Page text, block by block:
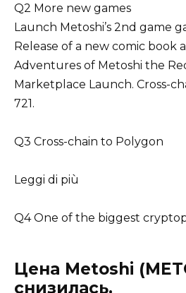
Q2 More new games
Launch Metoshi’s 2nd game
Release of a new comic book
Adventures of Metoshi the
Marketplace Launch. Cross-
721.
Q3 Cross-chain to Polygon
Leggi di più
Q4 One of the biggest
Цена Metoshi
снизилась.